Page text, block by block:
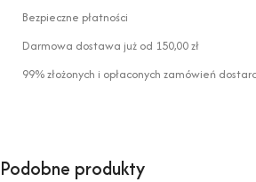
Bezpieczne płatności
Darmowa dostawa już od 150,00 zł
99% złożonych i opłaconych zamówień
Podobne produkty